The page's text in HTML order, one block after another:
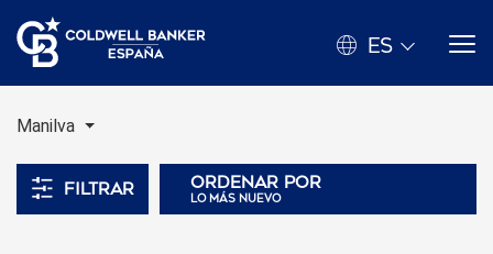
ES
Manilva
Filtrar Ordenar por
lo más nuevo